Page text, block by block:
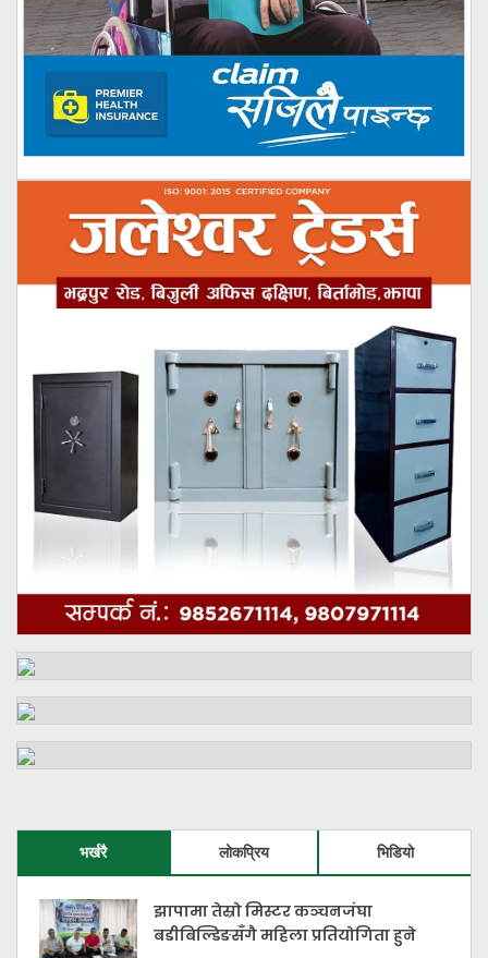
भर्खरै लोकप्रिय भिडियो
झापामा तेस्रो मिस्टर कञ्चनजंघा
बडीबिल्डिङसँगै महिला प्रतियोगिता हुने